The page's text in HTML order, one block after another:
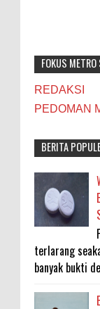
FOKUS
REDAKSI
PEDOMAN
BERITA
terlarang
banyak bukti